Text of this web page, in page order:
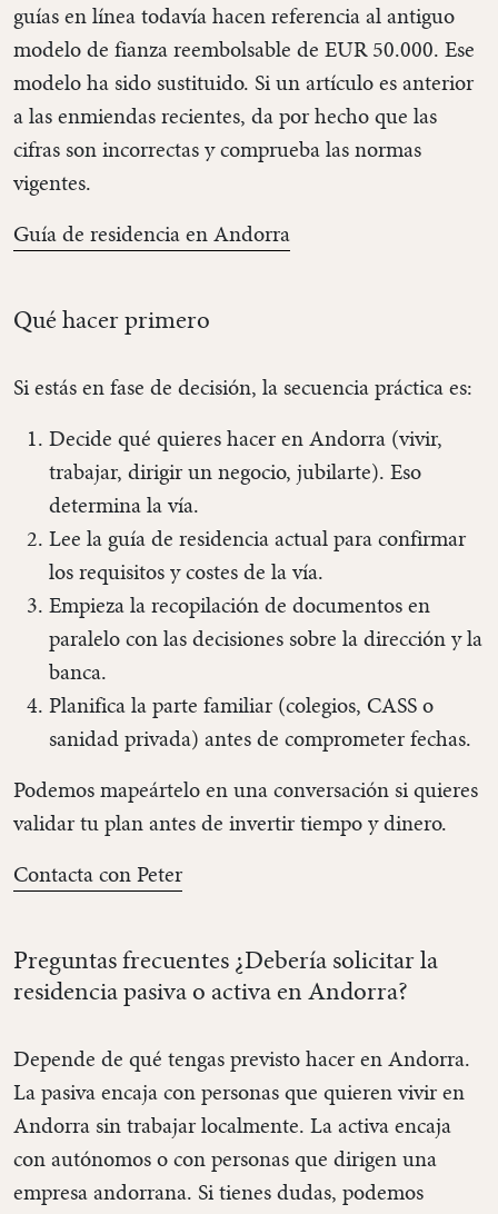
guías en línea todavía hacen referencia al antiguo
modelo de fianza reembolsable de EUR 50.000. Ese
modelo ha sido sustituido. Si un artículo es anterior
a las enmiendas recientes, da por hecho que las
cifras son incorrectas y comprueba las normas
vigentes.
Guía de residencia en Andorra
Qué hacer primero
Si estás en fase de decisión, la secuencia práctica es:
Decide qué quieres hacer en Andorra (vivir,
trabajar, dirigir un negocio, jubilarte). Eso
determina la vía.
Lee la guía de residencia actual para confirmar
los requisitos y costes de la vía.
Empieza la recopilación de documentos en
paralelo con las decisiones sobre la dirección y la
banca.
Planifica la parte familiar (colegios, CASS o
sanidad privada) antes de comprometer fechas.
Podemos mapeártelo en una conversación si quieres
validar tu plan antes de invertir tiempo y dinero.
Contacta con Peter
Preguntas frecuentes ¿Debería solicitar la
residencia pasiva o activa en Andorra?
Depende de qué tengas previsto hacer en Andorra.
La pasiva encaja con personas que quieren vivir en
Andorra sin trabajar localmente. La activa encaja
con autónomos o con personas que dirigen una
empresa andorrana. Si tienes dudas, podemos